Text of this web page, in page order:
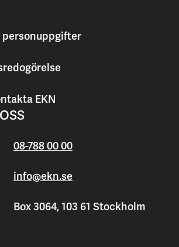
personuppgifter
EKN
08-788 00 00
info@ekn.se
Box 3064, 103 61 Stockholm